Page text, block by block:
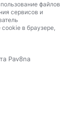
файлов
сервисов и
в браузере,
Pav8na